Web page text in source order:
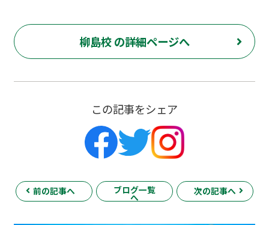
柳島校 の詳細ページへ
この記事をシェア
前の記事へ ブログ一覧
へ
次の記事へ